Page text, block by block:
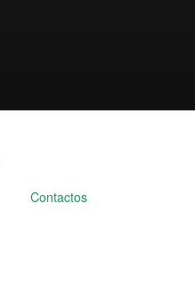
Contactos